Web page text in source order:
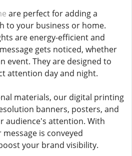
are perfect for adding a
to your business or home.
are energy-efficient and
gets noticed, whether
event. They are designed to
attention day and night.
materials, our digital printing
banners, posters, and
audience's attention. With
is conveyed
your brand visibility.